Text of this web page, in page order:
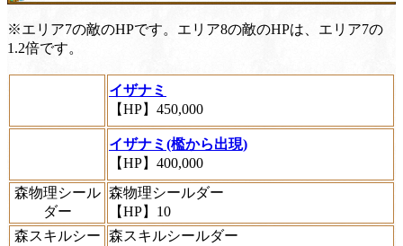
※エリア7の敵のHPです。エリア8の敵のHPは、エリア7の
1.2倍です。
イザナミ
【HP】450,000
イザナミ(檻から出現)
【HP】400,000
森物理シール
ダー
森物理シールダー
【HP】10
森スキルシー 森スキルシールダー